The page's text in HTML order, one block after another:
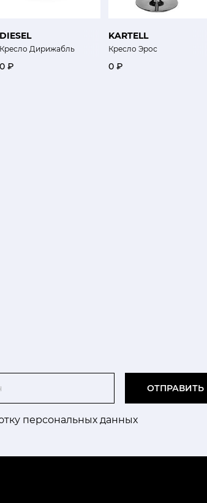
DIESEL
Кресло Дирижабль
0 ₽
KARTELL
Кресло Эрос
0 ₽
ОТПРАВИТЬ
персональных данных